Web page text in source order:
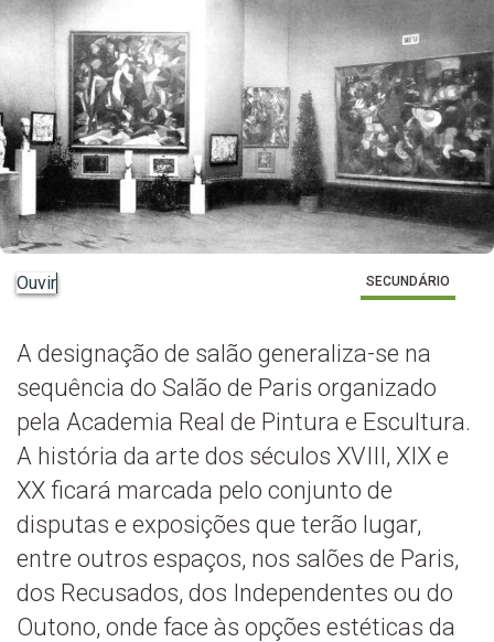
Ouvir SECUNDÁRIO
A designação de salão generaliza-se na
sequência do Salão de Paris organizado
pela Academia Real de Pintura e Escultura.
A história da arte dos séculos XVIII, XIX e
XX ficará marcada pelo conjunto de
disputas e exposições que terão lugar,
entre outros espaços, nos salões de Paris,
dos Recusados, dos Independentes ou do
Outono, onde face às opções estéticas da